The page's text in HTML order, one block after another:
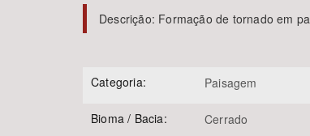
Área de Levantamento
Descrição: Formação de tornado em
Categoria: Paisagem
Bioma / Bacia: Cerrado